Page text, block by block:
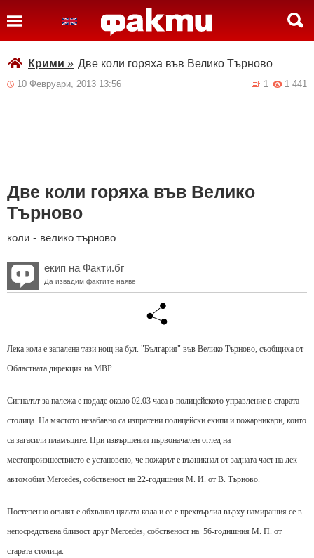
Крими » Две коли горяха във Велико Търново
10 Февруари, 2013 13:56 1 441
1
Две коли горяха във Велико
Търново
коли - велико търново
екип на Факти.бг
Да извадим фактите наяве
Лека кола е запалена тази нощ на бул. "България" във Велико Търново, съобщиха от
Областната дирекция на МВР.
Сигналът за палежа е подаде около 02.03 часа в полицейското управление в старата
столица. На мястото незабавно са изпратени полицейски екипи и пожарникари, които
са загасили пламъците. При извършения първоначален оглед на
местопроизшествието е установено, че пожарът е възникнал от задната част на лек
автомобил Mercedes, собственост на 22-годишния М. И. от В. Търново.
Постепенно огънят е обхванал цялата кола и се е прехвърлил върху намиращия се в
непосредствена близост друг Mercedes, собственост на 56-годишния М. П. от
старата столица.